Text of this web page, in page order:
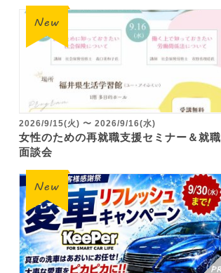
2026/9/15(火) 〜 2026/9/16(水)
女性のための再就職支援セミナー＆就職
面談会